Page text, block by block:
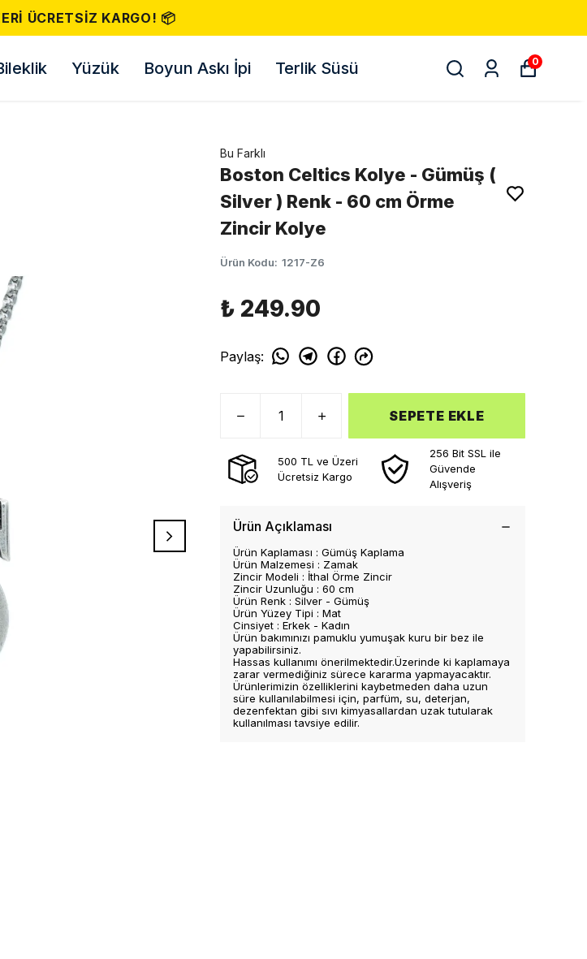
ÜCRETSIZ KARGO! 📦
Yüzük Boyun Askı İpi Terlik Süsü 0
Bu Farklı
Boston Celtics Kolye - Gümüş (
Silver ) Renk - 60 cm Örme
Zincir Kolye
Ürün Kodu: 1217-Z6
₺ 249.90
Paylaş:
SEPETE EKLE
500 TL ve Üzeri
Ücretsiz Kargo
256 Bit SSL ile
Güvende
Alışveriş
Ürün Açıklaması
Ürün Kaplaması : Gümüş Kaplama
Ürün Malzemesi : Zamak
Zincir Modeli : İthal Örme Zincir
Zincir Uzunluğu : 60 cm
Ürün Renk : Silver - Gümüş
Ürün Yüzey Tipi : Mat
Cinsiyet : Erkek - Kadın
Ürün bakımınızı pamuklu yumuşak kuru bir bez ile
yapabilirsiniz.
Hassas kullanımı önerilmektedir.Üzerinde ki kaplamaya
zarar vermediğiniz sürece kararma yapmayacaktır.
Ürünlerimizin özelliklerini kaybetmeden daha uzun
süre kullanılabilmesi için, parfüm, su, deterjan,
dezenfektan gibi sıvı kimyasallardan uzak tutularak
kullanılması tavsiye edilir.